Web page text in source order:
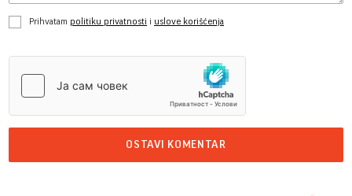
Prihvatam politiku privatnosti i uslove korišćenja
OSTAVI KOMENTAR